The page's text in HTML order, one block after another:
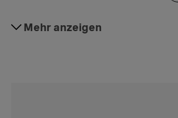
Mehr anzeigen
#Prämienticker